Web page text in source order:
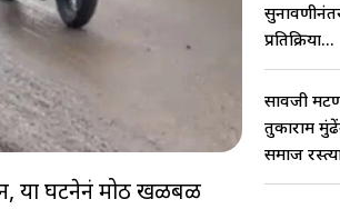
या घटनेनं मोठी खळबळ
प्रतिक्रिया...
सावजी
तुकाराम
समाज